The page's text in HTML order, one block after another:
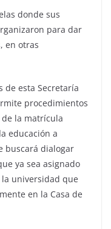
donde sus
para dar
en otras
de esta Secretaría
procedimientos
la matrícula
educación a
buscará dialogar
ya sea asignado
universidad que
en la Casa de